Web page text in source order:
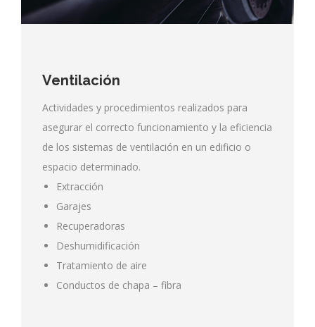
Ventilación
Actividades y procedimientos realizados para
asegurar el correcto funcionamiento y la eficiencia
de los sistemas de ventilación en un edificio o
espacio determinado.
Extracción
Garajes
Recuperadoras
Deshumidificación
Tratamiento de aire
Conductos de chapa – fibra